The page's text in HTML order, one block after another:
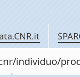
individuo/